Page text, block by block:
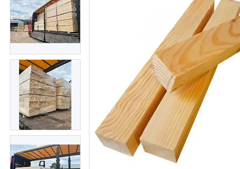
Товари для дому
Тактичний одяг
Ліхтарі
Ортопедичні товари
Бусини та фурнітура
Сумки та аксесуари
Товари для дому з дерева
Спортивний інвентар та
аксесуари
Товари для свят
Автомобільні аксесуари
Дерев'яні рейці